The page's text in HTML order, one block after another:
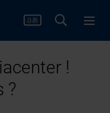
!
?